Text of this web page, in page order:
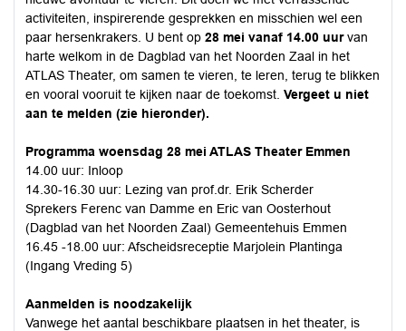
activiteiten, inspirerende gesprekken en misschien wel een
paar hersenkrakers. U bent op 28 mei vanaf 14.00 uurvan
harte welkom in de Dagblad van het Noorden Zaal in het
ATLAS Theater, om samen te vieren, te leren, terug te blikken
en vooral vooruit te kijken naar de toekomst. Vergeet u niet
aan te melden (zie hieronder).
Programma woensdag 28 mei ATLAS Theater Emmen
14.00 uur: Inloop
14.30-16.30 uur: Lezing van prof.dr. Erik Scherder
Sprekers Ferenc van Damme en Eric van Oosterhout
(Dagblad van het Noorden Zaal) Gemeentehuis Emmen
16.45 -18.00 uur: Afscheidsreceptie Marjolein Plantinga
(Ingang Vreding 5)
Aanmelden is noodzakelijk
Vanwege het aantal beschikbare plaatsen in het theater, is